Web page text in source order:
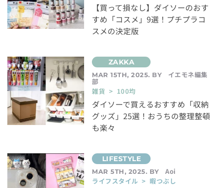
【買って損なし】ダイソーのおす
すめ「コスメ」9選！プチプラコ
スメの決定版
MAR 15TH, 2025. BY イエモネ編集
部
雑貨 > 100均
ダイソーで買えるおすすめ「収納
グッズ」25選！おうちの整理整頓
も楽々
MAR 5TH, 2025. BY
Aoi
ライフスタイル > 暇つぶし